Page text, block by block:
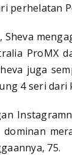
perhelatan
Sheva
ProMX
juga
4 seri dari
dominan
75.